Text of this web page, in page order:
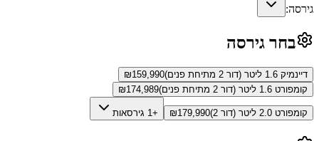
גירסה:
בחר גירסה
דיינמיק 1.6 ליטר (דור 2 מתיחת פנים) ₪159,990
קומפורט 1.6 ליטר (דור 2 מתיחת פנים)
₪174,989
קומפורט 2.0 ליטר (דור 2) ₪179,990 +1 גירסאות